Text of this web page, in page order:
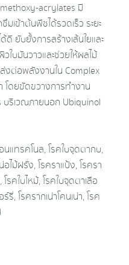
acrylates มี
เข้าต้นพืชได้รวดเร็ว ระยะ
ยับยั้งการสร้างเส้นใยและ
ใบมันวาวและช่วยให้ผลไม้
ต่อพลังงานใน Complex
โดยขัดขวางการทำงาน
บริเวณภายนอก Ubiquinol
แทรคโนส, โรคใบจุดตากบ,
ไม้ฝรั่ง, โรคราแป้ง, โรครา
รคใบไหม้, โรคใบจุดตาเสือ
รี่, โรครากเน่าโคนเน่า, โรค